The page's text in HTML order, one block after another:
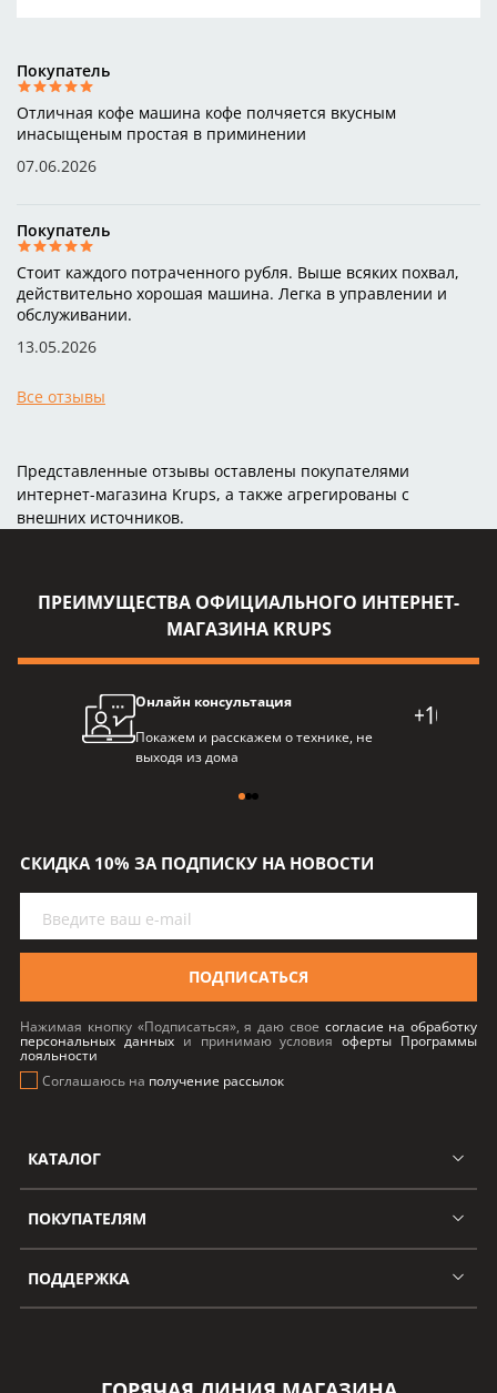
Покупатель
Отличная кофе машина кофе полчяется вкусным
инасыщеным простая в приминении
07.06.2026
Покупатель
Стоит каждого потраченного рубля. Выше всяких похвал,
действительно хорошая машина. Легка в управлении и
обслуживании.
13.05.2026
Все отзывы
Представленные отзывы оставлены покупателями
интернет-магазина Krups, а также агрегированы с
внешних источников.
ПРЕИМУЩЕСТВА ОФИЦИАЛЬНОГО ИНТЕРНЕТ-
МАГАЗИНА KRUPS
Онлайн консультация
Покажем и расскажем о технике, не
выходя из дома
КАТАЛОГ
ПОКУПАТЕЛЯМ
СКИДКА 10% ЗА ПОДПИСКУ НА НОВОСТИ
ПОДПИСАТЬСЯ
Нажимая кнопку «Подписаться», я даю свое согласие на обработку
персональных данных и принимаю условияоферты Программы
лояльности
Соглашаюсь на получение рассылок
ПОДДЕРЖКА